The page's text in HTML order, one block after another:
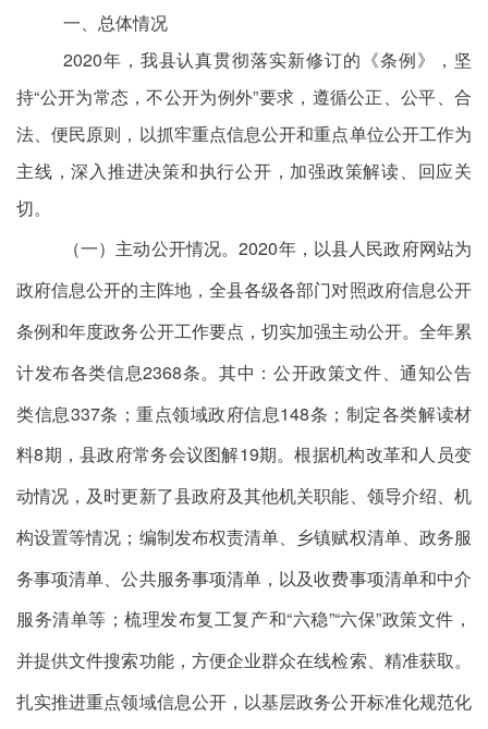
一、总体情况
2020年，我县认真贯彻落实新修订的《条例》，坚
持“公开为常态，不公开为例外”要求，遵循公正、公平、合
法、便民原则，以抓牢重点信息公开和重点单位公开工作为
主线，深入推进决策和执行公开，加强政策解读、回应关
切。
（一）主动公开情况。2020年，以县人民政府网站为
政府信息公开的主阵地，全县各级各部门对照政府信息公开
条例和年度政务公开工作要点，切实加强主动公开。全年累
计发布各类信息2368条。其中：公开政策文件、通知公告
类信息337条；重点领域政府信息148条；制定各类解读材
料8期，县政府常务会议图解19期。根据机构改革和人员变
动情况，及时更新了县政府及其他机关职能、领导介绍、机
构设置等情况；编制发布权责清单、乡镇赋权清单、政务服
务事项清单、公共服务事项清单，以及收费事项清单和中介
服务清单等；梳理发布复工复产和“六稳”“六保”政策文件，
并提供文件搜索功能，方便企业群众在线检索、精准获取。
扎实推进重点领域信息公开，以基层政务公开标准化规范化